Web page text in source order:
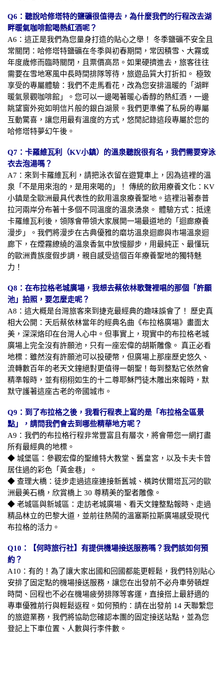
Q6：聽說哈修塔特的鹽礦很值得去，為什麼我們的行程改去湖
畔暖氣咖啡館喝熱紅酒呢？
A6：這正是我們為您量身打造的貼心之舉！ 冬季鹽礦不安全且
常關閉：哈修塔特鹽礦在冬季與初春期間，常因積雪、大霧或
年度歲修而臨時關閉，且票價高昂。如果硬擠進去，旅客往往
需要在雪地寒風中長時間排隊等待，旅遊品質大打折扣。 極致
享受的專屬體驗：我們不走馬看花，改為您安排溫暖的「湖畔
暖氣景觀咖啡館」。您可以一邊喝著暖心香醇的熱紅酒，一邊
眺望窗外宛如明信片般的銀白湖景。我們更準備了私房的專屬
互動驚喜，讓您用最有溫度的方式，悠閒記錄這段專屬於您的
哈修塔特夢幻午後。
Q7：卡羅維瓦利（KV小鎮）的溫泉聽說很有名，我們需要穿泳
衣去泡湯嗎？
A7：來到卡羅維瓦利，請把泳衣留在遊覽車上，因為這裡的溫
泉「不是用來泡的，是用來喝的」！ 傳統的飲用療養文化：KV
小鎮是全歐洲最具代表性的飲用溫泉療養聖地。這裡沿著泰普
拉河兩岸分布著十多個不同溫度的溫泉湧泉。 體驗方式：抵達
卡羅維瓦利後，領隊會帶領大家展開一場最道地的「迴廊療養
漫步」。我們將漫步在古典優雅的磨坊溫泉迴廊與市場溫泉迴
廊下，在煙霧繚繞的溫泉香氣中放慢腳步，用最純正、最懂玩
的歐洲貴族度假步調，親自感受這個百年療養聖地的獨特魅
力！
Q8：在布拉格老城廣場，我想去蔡依林歌聲裡唱的那個「許願
池」拍照，要怎麼走呢？
A8：這大概是台灣旅客來到捷克最經典的趣味誤會了！ 歷史真
相大公開：天后蔡依林當年的經典名曲《布拉格廣場》畫面太
美，深深烙印在台灣人心中。但事實上，現實中的布拉格老城
廣場上完全沒有許願池，只有一座宏偉的胡斯雕像。 真正必看
地標：雖然沒有許願池可以投硬幣，但廣場上那座歷史悠久、
流轉數百年的老天文鐘絕對更值得一朝聖！每到整點它依然會
精準報時，並有栩栩如生的十二尊耶穌門徒木雕出來報時，默
默守護著這座古老的帝國城市。
Q9：到了布拉格之後，我看行程表上寫的是「布拉格全區景
點」，請問我們會去到哪些精華地方呢？
A9：我們的布拉格行程非常豐富且有層次，將會帶您一網打盡
所有最經典的地標。
◆ 城堡區：參觀宏偉的聖維特大教堂、舊皇宮，以及卡夫卡曾
居住過的彩色「黃金巷」。
◆ 查理大橋：徒步走過這座連接新舊城、橫跨伏爾塔瓦河的歐
洲最美石橋，欣賞橋上 30 尊精美的聖者雕像。
◆ 老城區與新城區：走訪老城廣場、看天文鐘整點報時、走過
精品林立的巴黎大道，並前往熱鬧的溫塞斯拉斯廣場感受現代
布拉格的活力。
Q10：【何時旅行社】有提供機場接送服務嗎？我們該如何預
約？
A10：有的！為了讓大家出國和回國都能更輕鬆，我們特別貼心
安排了固定點的機場接送服務，讓您在出發前不必舟車勞頓趕
時間、回程也不必在機場疲勞排隊等客運，直接搭上最舒適的
專車優雅前行與輕鬆返程。如何預約：請在出發前 14 天聯繫您
的旅遊業務，我們將協助您確認本團的固定接送站點，並為您
登記上下車位置、人數與行李件數。